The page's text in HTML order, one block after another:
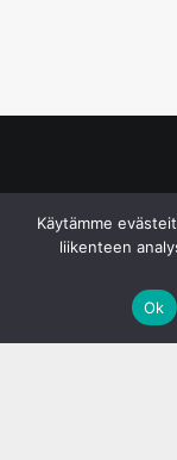
Käytämme
liikenteen
Ok